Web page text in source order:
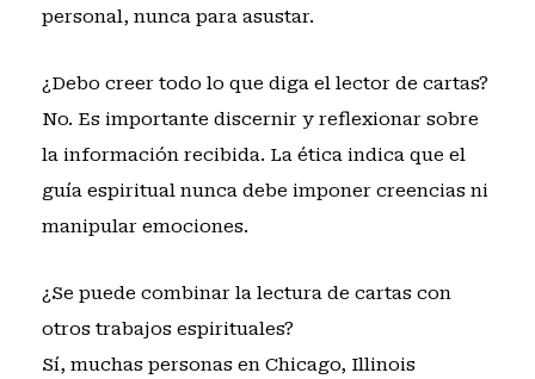
personal, nunca para asustar.
¿Debo creer todo lo que diga el lector de cartas?
No. Es importante discernir y reflexionar sobre
la información recibida. La ética indica que el
guía espiritual nunca debe imponer creencias ni
manipular emociones.
¿Se puede combinar la lectura de cartas con
otros trabajos espirituales?
Sí, muchas personas en Chicago, Illinois